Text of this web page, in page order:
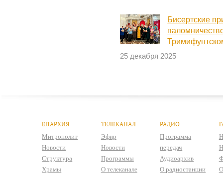
Бисертские
25 декабря 2025
ЕПАРХИЯ
Митрополит
Новости
Структура
Храмы
ТЕЛЕКАНАЛ
Эфир
Новости
Программы
О телеканале
РАДИО
Программа
передач
Аудиоархив
О радиостанции